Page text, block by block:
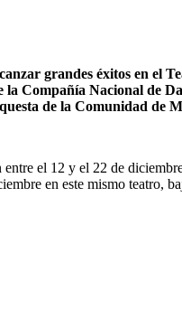
grandes éxitos en el
Compañía Nacional de
de la Comunidad de
el 12 y el 22 de
en este mismo teatro,